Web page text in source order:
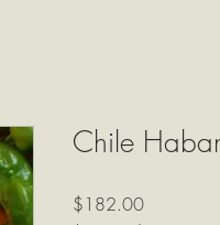
Chile
$182.00Precio